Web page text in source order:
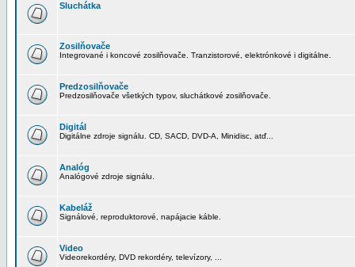
Sluchátka
Zosilňovače
Integrované i koncové zosilňovače. Tranzistorové, elektrónkové i digitálne.
Predzosilňovače
Predzosilňovače všetkých typov, sluchátkové zosilňovače.
Digitál
Digitálne zdroje signálu. CD, SACD, DVD-A, Minidisc, atď...
Analóg
Analógové zdroje signálu.
Kabeláž
Signálové, reproduktorové, napájacie káble.
Video
Videorekordéry, DVD rekordéry, televízory, ...